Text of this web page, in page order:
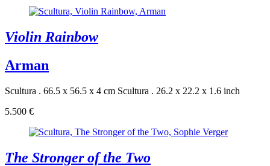
Violin Rainbow
Arman
Scultura . 66.5 x 56.5 x 4 cm Scultura . 26.2 x 22.2 x 1.6 inch
5.500 €
The Stronger of the Two